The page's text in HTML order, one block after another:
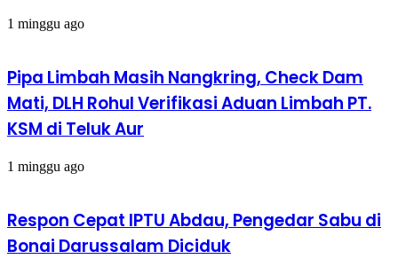
1 minggu ago
Pipa Limbah Masih Nangkring, Check Dam
Mati, DLH Rohul Verifikasi Aduan Limbah PT.
KSM di Teluk Aur
1 minggu ago
Respon Cepat IPTU Abdau, Pengedar Sabu di
Bonai Darussalam Diciduk